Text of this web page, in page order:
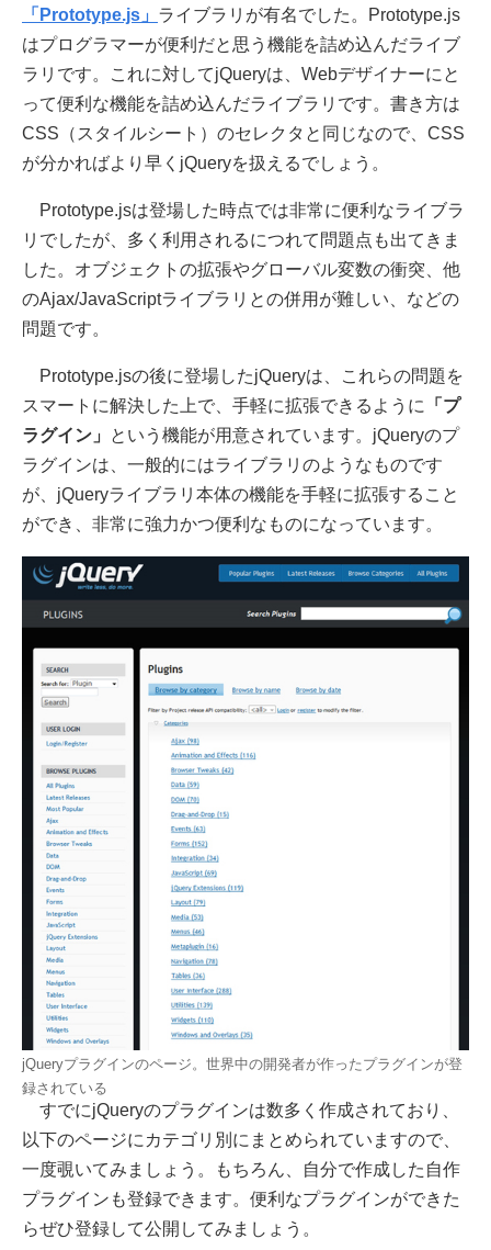
「Prototype.js」 ライブラリが有名でした。Prototype.js
はプログラマーが便利だと思う機能を詰め込んだライブ
ラリです。これに対してjQueryは、Webデザイナーにと
って便利な機能を詰め込んだライブラリです。書き方は
CSS（スタイルシート）のセレクタと同じなので、CSS
が分かればより早くjQueryを扱えるでしょう。
Prototype.jsは登場した時点では非常に便利なライブラ
リでしたが、多く利用されるにつれて問題点も出てきま
した。オブジェクトの拡張やグローバル変数の衝突、他
のAjax/JavaScriptライブラリとの併用が難しい、などの
問題です。
Prototype.jsの後に登場したjQueryは、これらの問題を
スマートに解決した上で、手軽に拡張できるように
「プ
ラグイン」
という機能が用意されています。jQueryのプ
ラグインは、一般的にはライブラリのようなものです
が、jQueryライブラリ本体の機能を手軽に拡張すること
ができ、非常に強力かつ便利なものになっています。
jQueryプラグインのページ。世界中の開発者が作ったプラグインが登
録されている
すでにjQueryのプラグインは数多く作成されており、
以下のページにカテゴリ別にまとめられていますので、
一度覗いてみましょう。もちろん、自分で作成した自作
プラグインも登録できます。便利なプラグインができた
らぜひ登録して公開してみましょう。